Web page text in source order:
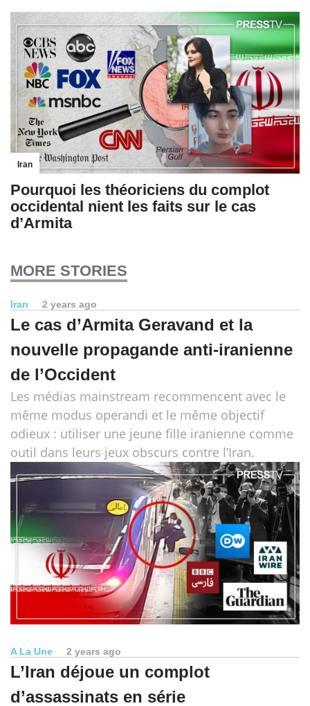
Iran
Pourquoi les théoriciens du complot
occidental nient les faits sur le cas
d’Armita
MORE STORIES
Iran 2 years ago
Le cas d’Armita Geravand et la
nouvelle propagande anti-iranienne
de l’Occident
Les médias mainstream recommencent avec le
même modus operandi et le même objectif
odieux : utiliser une jeune fille iranienne comme
outil dans leurs jeux obscurs contre l’Iran.
A La Une 2 years ago
L’Iran déjoue un complot
d’assassinats en série